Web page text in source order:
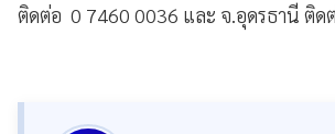
ติดต่อ 0 7460 0036 และ จ.อุดรธานี ติด